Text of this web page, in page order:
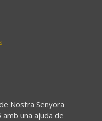
Nostra Senyora
una ajuda de